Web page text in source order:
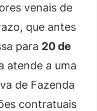
venais de
que antes
para 20 de
atende a uma
de Fazenda
contratuais